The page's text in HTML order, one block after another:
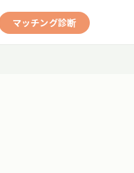
マッチング診断